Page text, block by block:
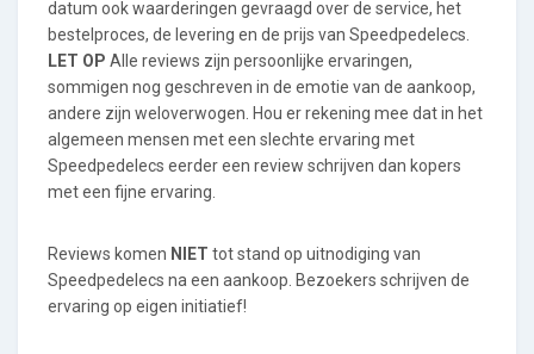
datum ook waarderingen gevraagd over de service, het
bestelproces, de levering en de prijs van Speedpedelecs.
LET OP Alle reviews zijn persoonlijke ervaringen,
sommigen nog geschreven in de emotie van de aankoop,
andere zijn weloverwogen. Hou er rekening mee dat in het
algemeen mensen met een slechte ervaring met
Speedpedelecs eerder een review schrijven dan kopers
met een fijne ervaring.
Reviews komen NIET tot stand op uitnodiging van
Speedpedelecs na een aankoop. Bezoekers schrijven de
ervaring op eigen initiatief!